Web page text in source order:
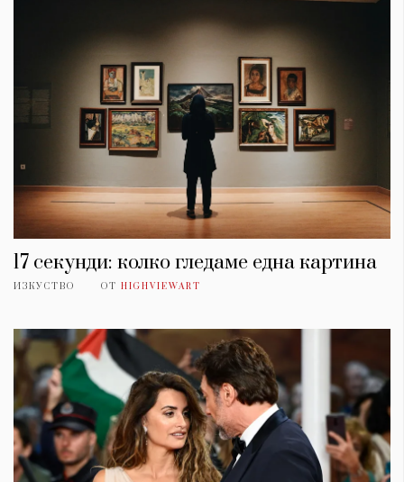
17 секунди: колко гледаме една картина
ИЗКУСТВО ОТ HIGHVIEWART